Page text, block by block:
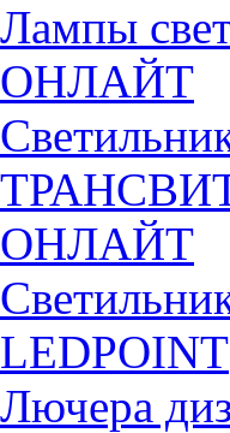
Лампы
ОНЛАЙТ
ОНЛАЙТ
LEDPOINT
Лючера